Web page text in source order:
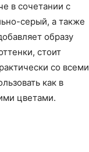
в сочетании с
серый, а также
образу
стоит
со всеми
как в
цветами.